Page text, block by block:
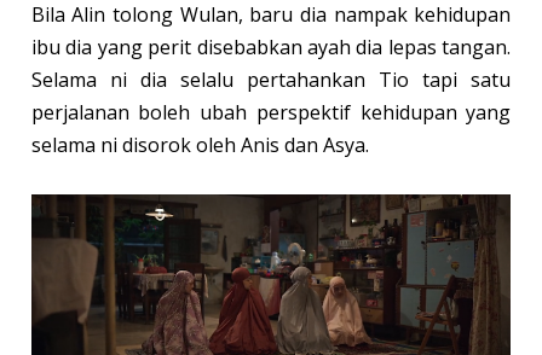
Bila Alin tolong Wulan, baru dia nampak kehidupan
ibu dia yang perit disebabkan ayah dia lepas tangan.
Selama ni dia selalu pertahankan Tio tapi satu
perjalanan boleh ubah perspektif kehidupan yang
selama ni disorok oleh Anis dan Asya.